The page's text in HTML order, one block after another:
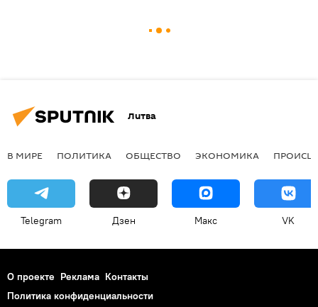
Литва
В МИРЕ ПОЛИТИКА ОБЩЕСТВО ЭКОНОМИКА
Telegram Дзен Макс VK
О проекте Реклама Контакты
Политика конфиденциальности